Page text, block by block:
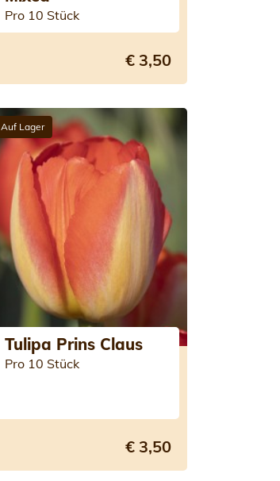
Pro 10 Stück
€ 3,50
Auf Lager
Tulipa Prins Claus
Pro 10 Stück
€ 3,50